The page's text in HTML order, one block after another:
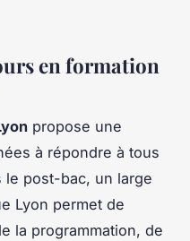
en formation
propose une
à répondre à tous
le post-bac, un large
Lyon permet de
la programmation, de